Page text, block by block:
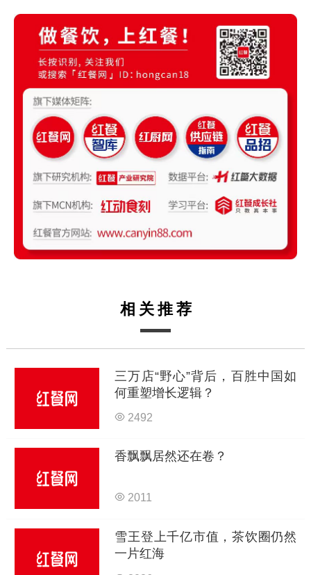
相关推荐
三万店“野心”背后，百胜中国如
何重塑增长逻辑？
2492
香飘飘居然还在卷？
2011
雪王登上千亿市值，茶饮圈仍然
一片红海